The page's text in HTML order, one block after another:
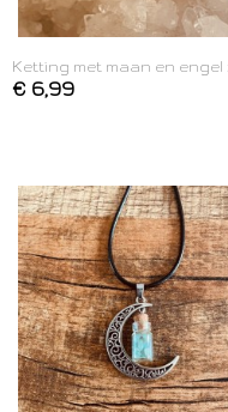
Ketting met maan en engel
€ 6,99